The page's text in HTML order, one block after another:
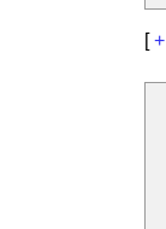
[+